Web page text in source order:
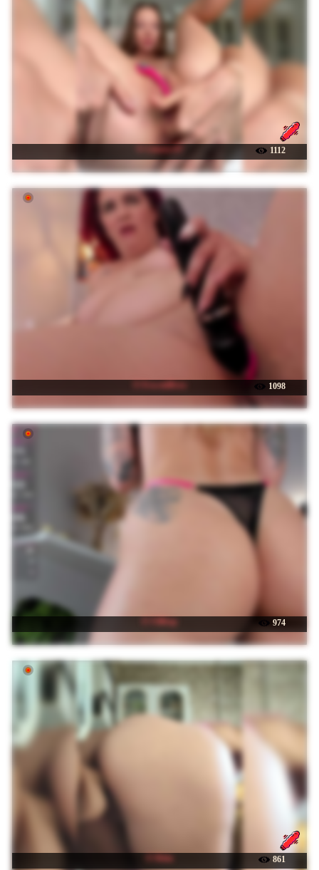
☉ Linnea-67 1112
☉ Eva-milfxxx 1098
☉ UliKop 974
☉ Ritia 861